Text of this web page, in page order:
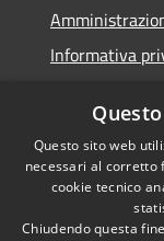
Informativa
RSS
Questo sito web
necessari al corretto
cookie tecnico
Chiudendo questa